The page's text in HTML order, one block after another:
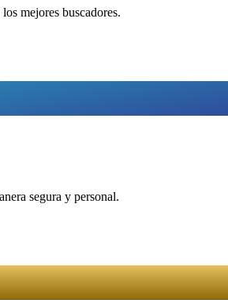
mejores buscadores.
segura y personal.